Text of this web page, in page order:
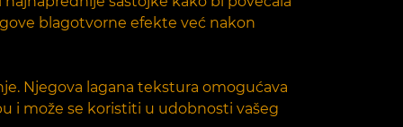
blagotvorne efekte već nakon
Njegova lagana tekstura omogućava
i može se koristiti u udobnosti vašeg